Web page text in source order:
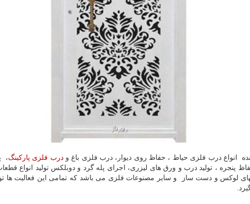
انواع درب فلزی حیاط ، حفاظ روی دیوار، درب فلزی باغ ودرب فلزی پارکینگ،
پنجره ، تولید درب و ورق های لیزری، اجرای پله گرد و دوبلکس تولید انواع
لوکس و دست ساز و سایر مصنوعات فلزی می باشد که تمامی این فعالیت ها